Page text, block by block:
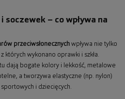
soczewek – co wpływa na
przeciwsłonecznych wpływa nie tylko
których wykonano oprawki i szkła.
dają bogate kolory i lekkość, metalowe
a tworzywa elastyczne (np. nylon)
i dziecięcych.